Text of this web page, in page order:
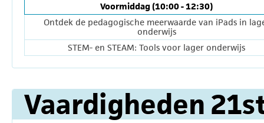
Voormiddag (10:00 - 12:30)
Ontdek de pedagogische meerwaarde van iPads in
onderwijs
STEM- en STEAM: Tools voor lager onderwijs
Vaardigheden